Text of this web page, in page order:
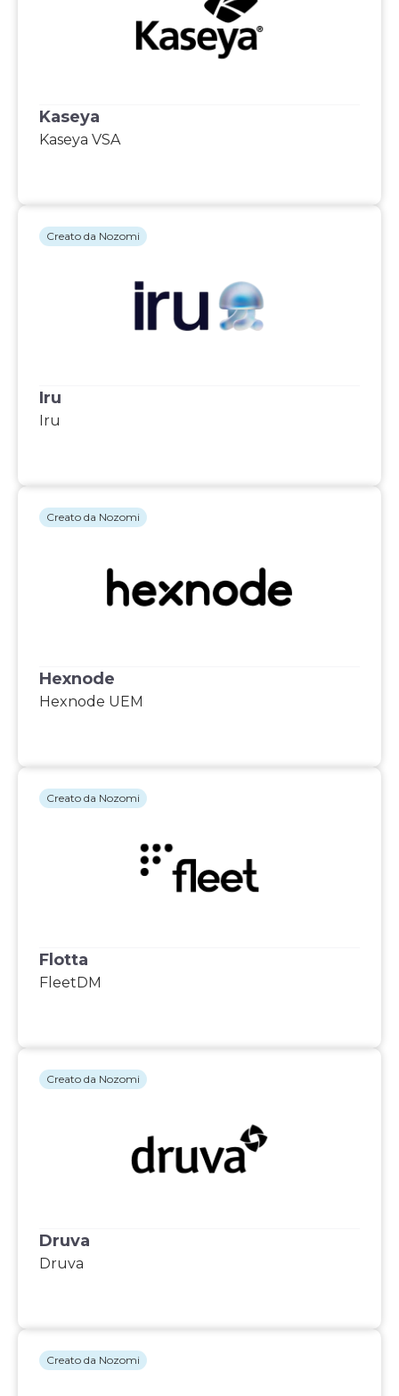
Kaseya
Kaseya VSA
Iru
Iru
Creato da Nozomi
Hexnode
Hexnode UEM
Creato da Nozomi
Flotta
FleetDM
Creato da Nozomi
Druva
Druva
Creato da Nozomi
Creato da Nozomi